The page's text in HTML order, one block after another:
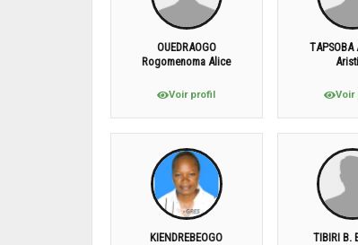
OUEDRAOGO
Rogomenoma Alice
Voir profil Voir
KIENDREBEOGO
TIBIRI B.